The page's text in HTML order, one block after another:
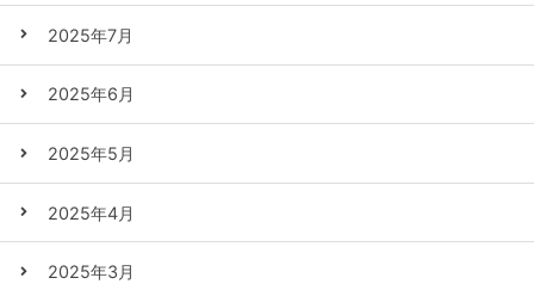
2025年7月
2025年6月
2025年5月
2025年4月
2025年3月